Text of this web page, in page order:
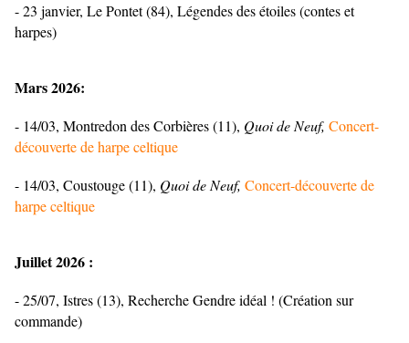
- 23 janvier, Le Pontet (84), Légendes des étoiles (contes et
harpes)
Mars 2026:
- 14/03, Montredon des Corbières (11), Quoi de Neuf, Concert-
découverte de harpe celtique
- 14/03, Coustouge (11), Quoi de Neuf, Concert-découverte de
harpe celtique
Juillet 2026 :
- 25/07, Istres (13), Recherche Gendre idéal ! (Création sur
commande)